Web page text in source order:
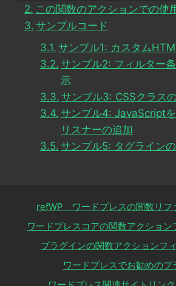
この関数のアクションでの使
サンプルコード
サンプル1: カスタム
サンプル2: フィルター
示
サンプル3: CSSクラス
サンプル4: JavaScript
リスナーの追加
サンプル5: タグライン
refWP ワードプレスの関数リフ
ワードプレスコアの関数アクション
プラグインの関数アクションフ
ワードプレスでお勧めのプ